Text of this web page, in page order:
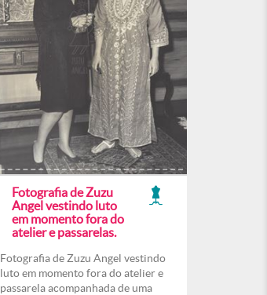
Fotografia de Zuzu
Angel vestindo luto
em momento fora do
atelier e passarelas.
Fotografia de Zuzu Angel vestindo
luto em momento fora do atelier e
passarela acompanhada de uma